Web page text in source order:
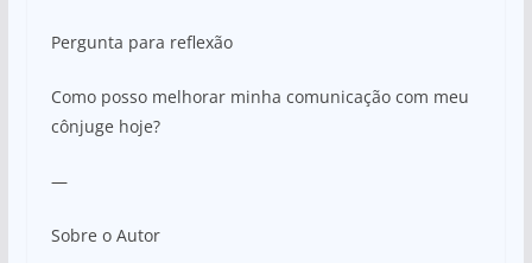
Pergunta para reflexão
Como posso melhorar minha comunicação com meu
cônjuge hoje?
—
Sobre o Autor